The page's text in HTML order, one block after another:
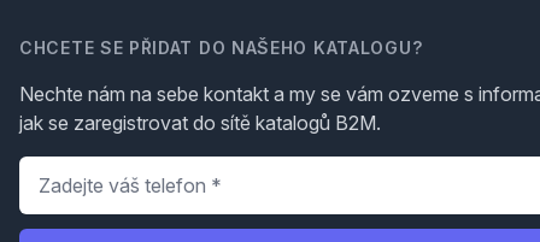
CHCETE SE PŘIDAT DO NAŠEHO KATALOGU?
Nechte nám na sebe kontakt a my se vám ozveme s
jak se zaregistrovat do sítě katalogů B2M.
Telefon